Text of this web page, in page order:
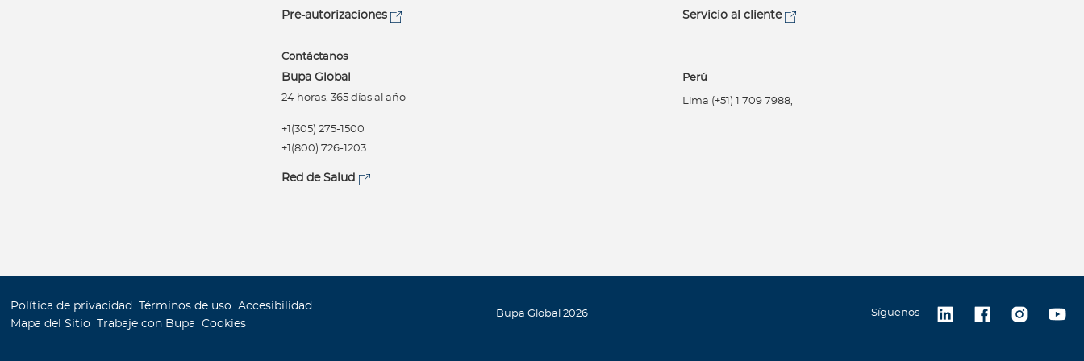
Pre-autorizaciones Servicio al cliente
Contáctanos
Bupa Global
24 horas, 365 días al año
+1(305) 275-1500
+1(800) 726-1203
Perú
Lima (+51) 1 709 7988,
Red de Salud
Política de privacidad Términos de uso
Accesibilidad
Mapa del Sitio
Trabaje con Bupa Cookies
Bupa Global 2026 Síguenos